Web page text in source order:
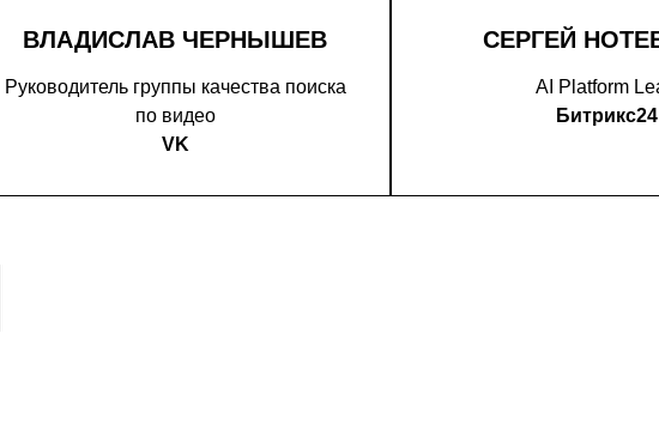
ВЛАДИСЛАВ ЧЕРНЫШЕВ
Руководитель группы качества поиска
по видео
VK
СЕРГЕЙ
AI Platform
Битрикс24